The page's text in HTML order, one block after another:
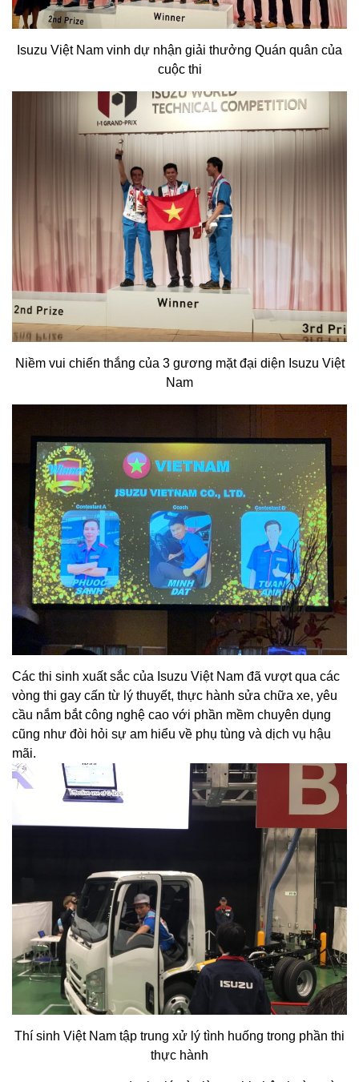
Isuzu Việt Nam vinh dự nhận giải thưởng Quán quân của
cuộc thi
Niềm vui chiến thắng của 3 gương mặt đại diện Isuzu Việt
Nam
Các thi sinh xuất sắc của Isuzu Việt Nam đã vượt qua các
vòng thi gay cấn từ lý thuyết, thực hành sửa chữa xe, yêu
cầu nắm bắt công nghệ cao với phần mềm chuyên dụng
cũng như đòi hỏi sự am hiểu về phụ tùng và dịch vụ hậu
mãi.
Thí sinh Việt Nam tập trung xử lý tình huống trong phần thi
thực hành